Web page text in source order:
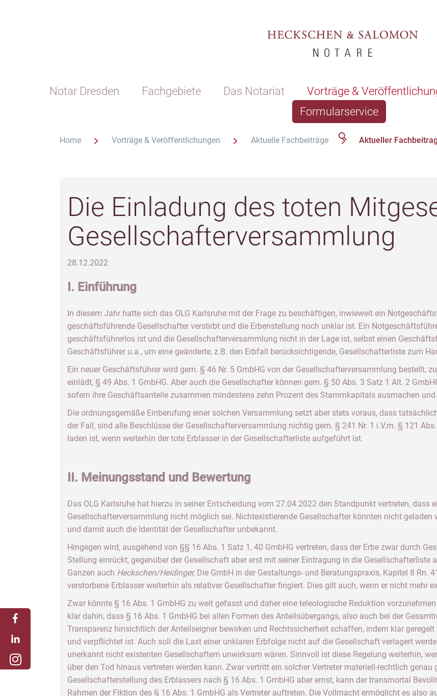
Notar Dresden Fachgebiete Das Notariat Vorträge &
Formularservice
Home Vorträge & Veröffentlichungen Aktuelle Fachbeiträge Aktueller Fachbeitrag
Die Einladung des toten
Gesellschafterversammlung
28.12.2022
I. Einführung
In diesem Jahr hatte sich das OLG Karlsruhe mit der Frage zu beschäftigen, inwieweit ein
geschäftsführende Gesellschafter verstirbt und die Erbenstellung noch unklar ist. Ein
geschäftsführerlos ist und die Gesellschafterversammlung nicht in der Lage ist, selbst einen
Geschäftsführer u.a., um eine geänderte, z.B. den Erbfall berücksichtigende, Gesellschafterliste zum
Ein neuer Geschäftsführer wird gem. § 46 Nr. 5 GmbHG von der Gesellschafterversammlung bestellt,
einlädt, § 49 Abs. 1 GmbHG. Aber auch die Gesellschafter können gem. § 50 Abs. 3 Satz 1 Alt. 2
sofern ihre Geschäftsanteile zusammen mindestens zehn Prozent des Stammkapitals ausmachen
Die ordnungsgemäße Einberufung einer solchen Versammlung setzt aber stets voraus, dass
der Fall, sind alle Beschlüsse der Gesellschafterversammlung nichtig gem. § 241 Nr. 1 i.V.m. § 121
laden ist, wenn weiterhin der tote Erblasser in der Gesellschafterliste aufgeführt ist.
II. Meinungsstand und Bewertung
Das OLG Karlsruhe hat hierzu in seiner Entscheidung vom 27.04.2022 den Standpunkt vertreten, dass
Gesellschafterversammlung nicht möglich sei. Nichtexistierende Gesellschafter könnten nicht geladen
und damit auch die Identität der Gesellschafter unbekannt.
Hingegen wird, ausgehend von §§ 16 Abs. 1 Satz 1, 40 GmbHG vertreten, dass der Erbe zwar durch
Stellung einrückt, gegenüber der Gesellschaft aber erst mit seiner Eintragung in die
Ganzen auch Heckschen/Heidinger, Die GmbH in der Gestaltungs- und Beratungspraxis, Kapitel 8 Rn.
verstorbene Erblasser weiterhin als relativer Gesellschafter fingiert. Dies gilt auch, wenn er nicht mehr
Zwar könnte § 16 Abs. 1 GmbHG zu weit gefasst und daher eine teleologische Reduktion
klar dahin, dass § 16 Abs. 1 GmbHG bei allen Formen des Anteilsübergangs, also auch bei der
Transparenz hinsichtlich der Anteilseigner bewirken und Rechtssicherheit schaffen, indem klar
und verpflichtet ist. Auch soll die Last einer unklaren Erbfolge nicht auf die Gesellschaft verlagert
unerkannt nicht existenten Gesellschaftern unwirksam wären. Sinnvoll ist diese Regelung weiterhin,
über den Tod hinaus vertreten werden kann. Zwar vertritt ein solcher Vertreter materiell-rechtlich
Gesellschafterstellung des Erblassers nach § 16 Abs. 1 GmbHG aber ernst, kann der transmortal
Rahmen der Fiktion des § 16 Abs. 1 GmbHG als Vertreter auftreten. Die Vollmacht ermöglicht es also